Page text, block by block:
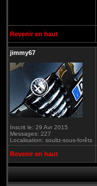
Revenir en haut
jimmy67
Inscrit le: 29 Avr 2015
Messages: 227
Localisation: soultz-sous-forêts
Revenir en haut